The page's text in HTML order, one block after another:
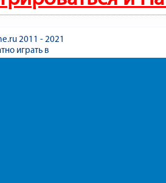
2011 - 2021
играть в